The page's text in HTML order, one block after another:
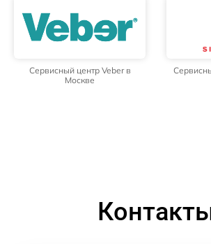
Сервисный центр Veber в
Москве